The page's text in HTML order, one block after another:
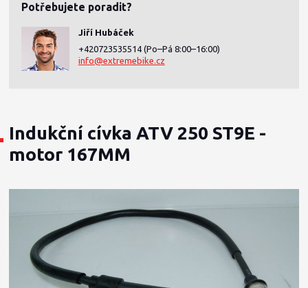
Potřebujete poradit?
Jiří Hubáček
+420723535514 (Po–Pá 8:00–16:00)
info@extremebike.cz
Indukční cívka ATV 250 ST9E -
motor 167MM